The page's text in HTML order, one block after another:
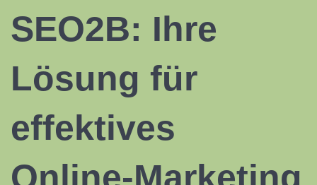
SEO2B: Ihre
Lösung für
effektives